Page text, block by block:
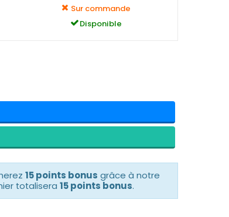
Sur commande
Disponible
15 points bonus grâce à notre
totalisera 15 points bonus.